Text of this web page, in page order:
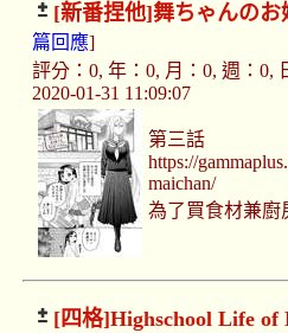
[新番捏他]舞ちゃんのお
篇回應]
評分：0, 年：0, 月：0, 週：0,
2020-01-31 11:09:07
第三話
https://
maichan/
為了買食材兼廚
[四格]Highschool Life of